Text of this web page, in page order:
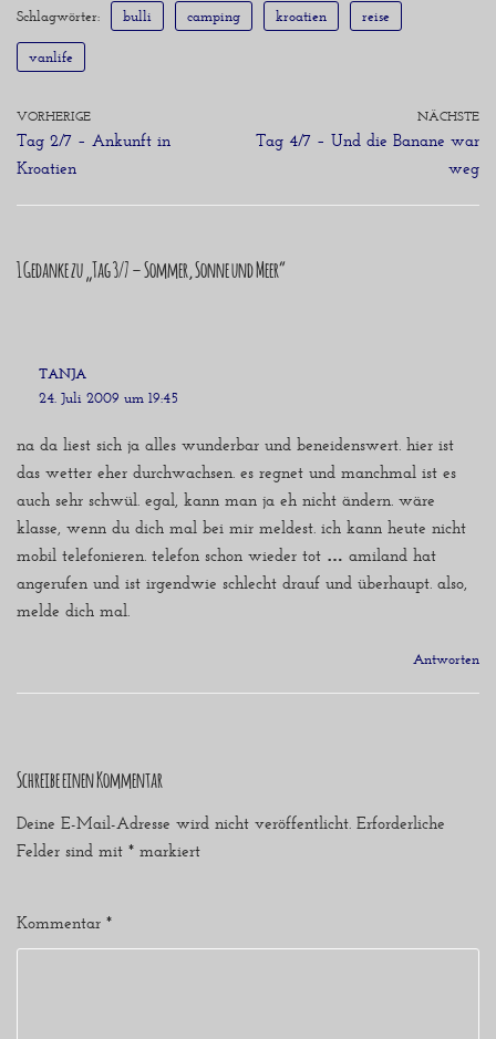
Schlagwörter: bulli camping kroatien reise
vanlife
VORHERIGE
Tag 2/7 – Ankunft in
Kroatien
NÄCHSTE
Tag 4/7 – Und die Banane war
weg
1 Gedanke zu „Tag 3/7 – Sommer, Sonne und Meer“
TANJA
24. Juli 2009 um 19:45
na da liest sich ja alles wunderbar und beneidenswert. hier ist
das wetter eher durchwachsen. es regnet und manchmal ist es
auch sehr schwül. egal, kann man ja eh nicht ändern. wäre
klasse, wenn du dich mal bei mir meldest. ich kann heute nicht
mobil telefonieren. telefon schon wieder tot … amiland hat
angerufen und ist irgendwie schlecht drauf und überhaupt. also,
melde dich mal.
Antworten
Schreibe einen Kommentar
Deine E-Mail-Adresse wird nicht veröffentlicht. Erforderliche
Felder sind mit * markiert
Kommentar *